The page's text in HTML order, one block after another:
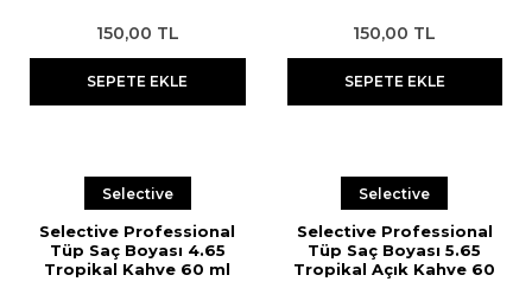
150,00 TL
SEPETE EKLE
150,00 TL
SEPETE EKLE
Selective
Selective Professional
Tüp Saç Boyası 4.65
Tropikal Kahve 60 ml
Selective
Selective Professional
Tüp Saç Boyası 5.65
Tropikal Açık Kahve 60